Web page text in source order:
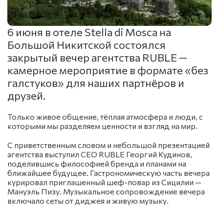
6 июня в отеле Stella di Mosca на
Большой Никитской состоялся
закрытый вечер агентства RUBLE —
камерное мероприятие в формате «без
галстуков» для наших партнёров и
друзей.
Только живое общение, тёплая атмосфера и люди, с
которыми мы разделяем ценности и взгляд на мир.
С приветственным словом и небольшой презентацией
агентства выступил СЕО RUBLE Георгий Кудинов,
поделившись философией бренда и планами на
ближайшее будущее. Гастрономическую часть вечера
курировал приглашенный шеф-повар из Сицилии —
Мануэль Пизу. Музыкальное сопровождение вечера
включало сеты от диджея и живую музыку.